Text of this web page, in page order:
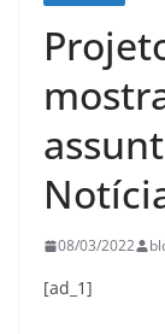
08/03/2022
[ad_1]